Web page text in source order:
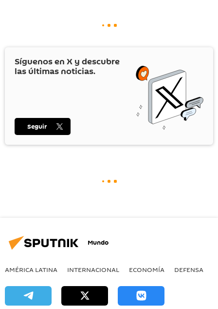
Síguenos en X y descubre
las últimas noticias.
Seguir
Mundo
AMÉRICA LATINA INTERNACIONAL ECONOMÍA DEFENSA